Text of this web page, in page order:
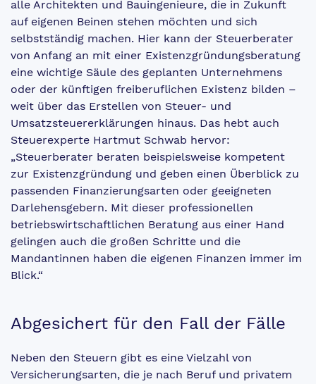
alle Architekten und Bauingenieure, die in Zukunft
auf eigenen Beinen stehen möchten und sich
selbstständig machen. Hier kann der Steuerberater
von Anfang an mit einer Existenzgründungsberatung
eine wichtige Säule des geplanten Unternehmens
oder der künftigen freiberuflichen Existenz bilden –
weit über das Erstellen von Steuer- und
Umsatzsteuererklärungen hinaus. Das hebt auch
Steuerexperte Hartmut Schwab hervor:
„Steuerberater beraten beispielsweise kompetent
zur Existenzgründung und geben einen Überblick zu
passenden Finanzierungsarten oder geeigneten
Darlehensgebern. Mit dieser professionellen
betriebswirtschaftlichen Beratung aus einer Hand
gelingen auch die großen Schritte und die
Mandantinnen haben die eigenen Finanzen immer im
Blick.“
Abgesichert für den Fall der Fälle
Neben den Steuern gibt es eine Vielzahl von
Versicherungsarten, die je nach Beruf und privatem